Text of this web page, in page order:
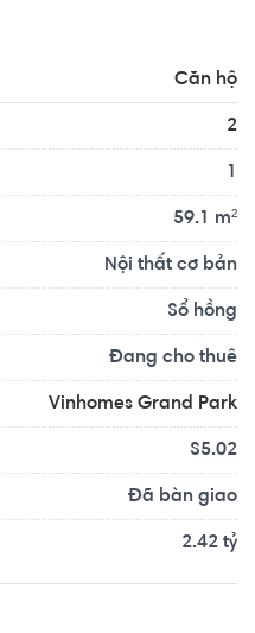
các tiện ích về y tế, giáo
Nguyễn Văn Tăng...Căn hộ
2
1
59.1 m²
Nội thất cơ bản
Sổ hồng
Đang cho thuê
Vinhomes Grand Park
S5.02
Đã bàn giao
2.42 tỷ